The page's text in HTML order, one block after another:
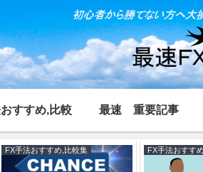
すすめ,比較 最速 重要記事
FX初心者が大損しない勉強法